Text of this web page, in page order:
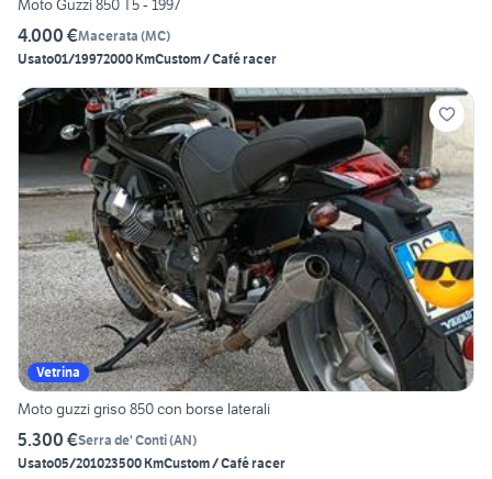
Moto Guzzi 850 T5 - 1997
4.000 €Macerata (MC)
Usato01/19972000 KmCustom / Café racer
Vetrina
Moto guzzi griso 850 con borse laterali
5.300 €Serra de' Conti(AN)
Usato05/201023500 KmCustom / Café racer